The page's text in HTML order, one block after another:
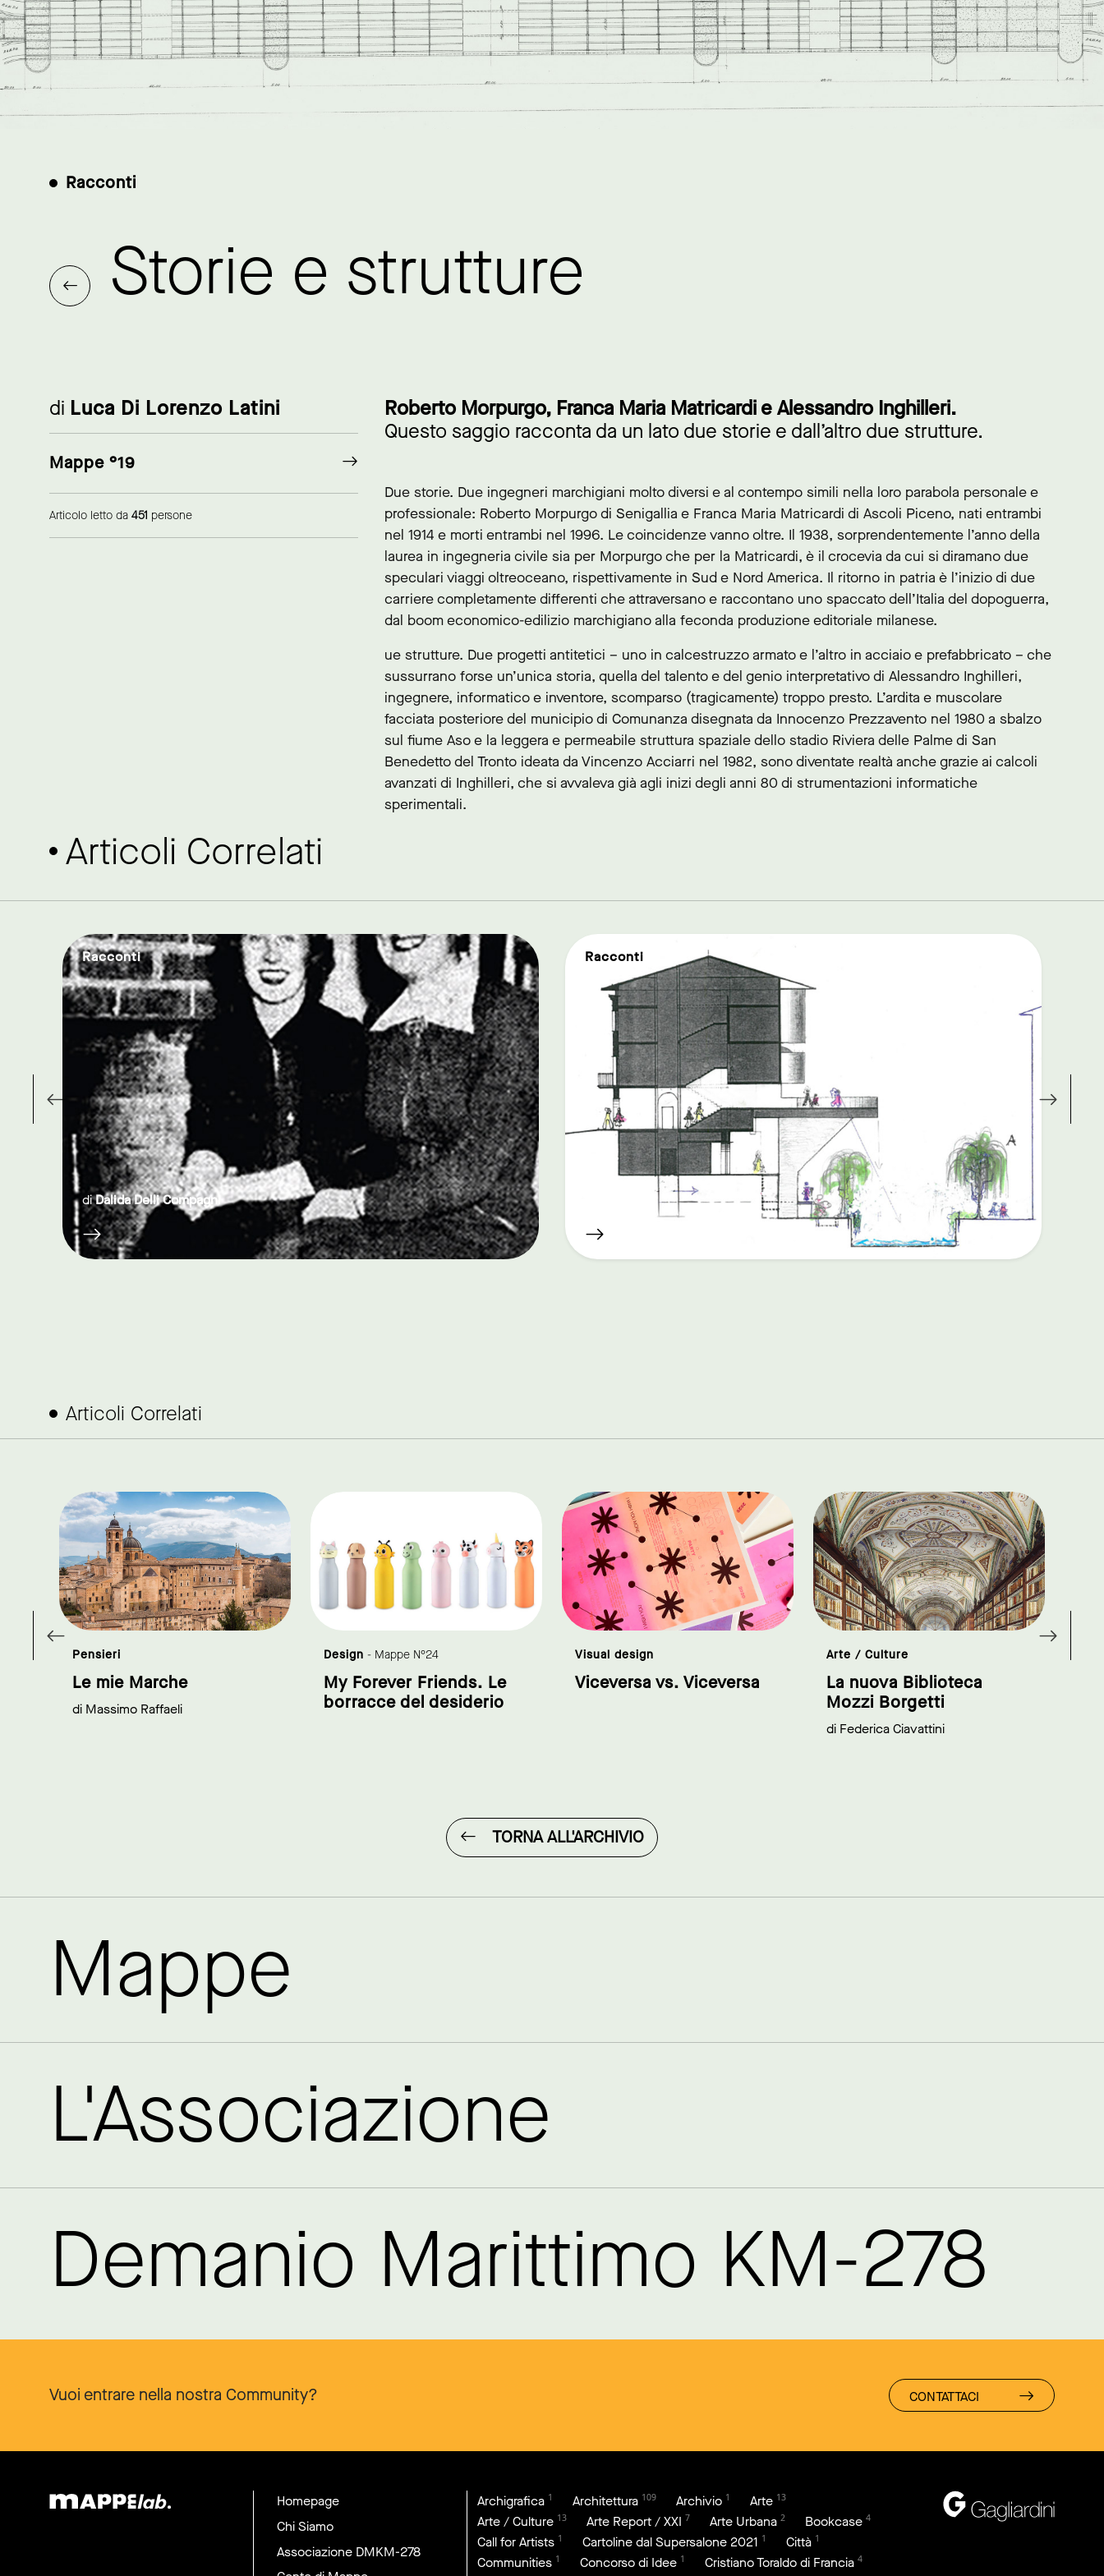
Racconti
Storie e strutture
di Luca Di Lorenzo Latini
Mappe °19
Articolo letto da 451 persone
Roberto Morpurgo, Franca Maria Matricardi e Alessandro Inghilleri.
Questo saggio racconta da un lato due storie e dall’altro due strutture.
Due storie. Due ingegneri marchigiani molto diversi e al contempo simili nella loro parabola personale e
professionale: Roberto Morpurgo di Senigallia e Franca Maria Matricardi di Ascoli Piceno, nati entrambi
nel 1914 e morti entrambi nel 1996. Le coincidenze vanno oltre. Il 1938, sorprendentemente l’anno della
laurea in ingegneria civile sia per Morpurgo che per la Matricardi, è il crocevia da cui si diramano due
speculari viaggi oltreoceano, rispettivamente in Sud e Nord America. Il ritorno in patria è l’inizio di due
carriere completamente differenti che attraversano e raccontano uno spaccato dell’Italia del dopoguerra,
dal boom economico-edilizio marchigiano alla feconda produzione editoriale milanese.
ue strutture. Due progetti antitetici – uno in calcestruzzo armato e l’altro in acciaio e prefabbricato – che
sussurrano forse un’unica storia, quella del talento e del genio interpretativo di Alessandro Inghilleri,
ingegnere, informatico e inventore, scomparso (tragicamente) troppo presto. L’ardita e muscolare
facciata posteriore del municipio di Comunanza disegnata da Innocenzo Prezzavento nel 1980 a sbalzo
sul fiume Aso e la leggera e permeabile struttura spaziale dello stadio Riviera delle Palme di San
Benedetto del Tronto ideata da Vincenzo Acciarri nel 1982, sono diventate realtà anche grazie ai calcoli
avanzati di Inghilleri, che si avvaleva già agli inizi degli anni 80 di strumentazioni informatiche
sperimentali.
Articoli Correlati
Racconti
link to page
Articoli Correlati
Pensieri
Le mie Marche
di Massimo Raffaeli
Design - Mappe N°24
My Forever Friends. Le
borracce del desiderio
Visual design
Viceversa vs. Viceversa
Arte / Culture
La nuova Biblioteca
Mozzi Borgetti
di Federica Ciavattini
link to page link to page link to page link to page
TORNA ALL'ARCHIVIO
Mappe
L'Associazione
Demanio Marittimo KM-278
Vuoi entrare nella nostra Community? CONTATTACI
Homepage
Chi Siamo
Associazione DMKM-278
Archigrafica 1 Architettura 109 Archivio 1 Arte 13
Arte / Culture 13 Arte Report / XXI 7 Arte Urbana 2 Bookcase 4
Call for Artists 1 Cartoline dal Supersalone 2021 1 Città 1
Communities 1 Concorso di Idee 1 Cristiano Toraldo di Francia 4